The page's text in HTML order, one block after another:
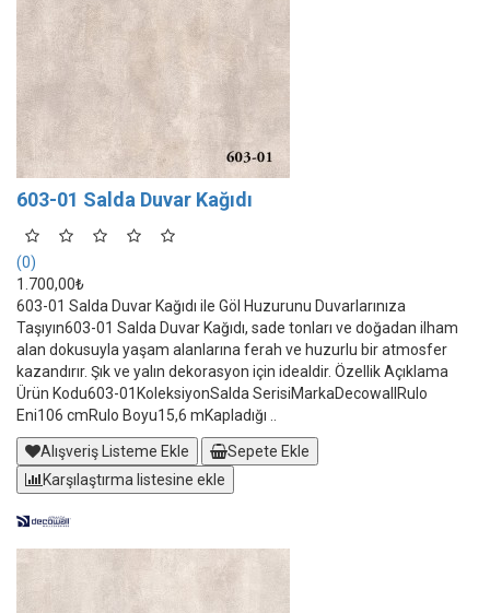
603-01 Salda Duvar Kağıdı
(0)
1.700,00₺
603-01 Salda Duvar Kağıdı ile Göl Huzurunu Duvarlarınıza
Taşıyın603-01 Salda Duvar Kağıdı, sade tonları ve doğadan ilham
alan dokusuyla yaşam alanlarına ferah ve huzurlu bir atmosfer
kazandırır. Şık ve yalın dekorasyon için idealdir. Özellik Açıklama
Ürün Kodu603-01KoleksiyonSalda SerisiMarkaDecowallRulo
Eni106 cmRulo Boyu15,6 mKapladığı ..
Alışveriş Listeme Ekle
Sepete Ekle
Karşılaştırma listesine ekle